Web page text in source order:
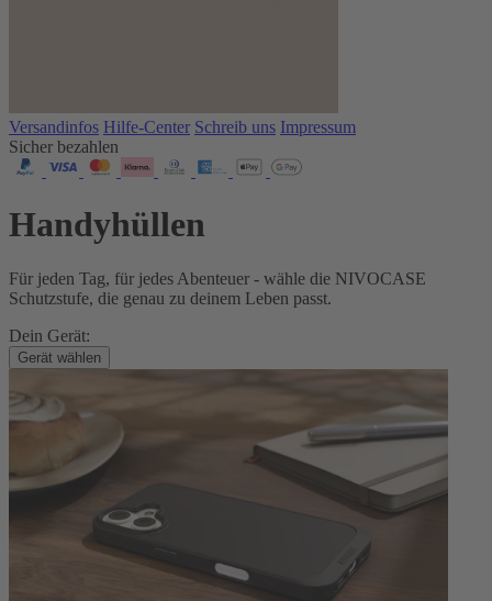
Versandinfos Hilfe-Center Schreib uns Impressum
Sicher bezahlen
Handyhüllen
Für jeden Tag, für jedes Abenteuer - wähle die NIVOCASE
Schutzstufe, die genau zu deinem Leben passt.
Dein Gerät:
Gerät wählen